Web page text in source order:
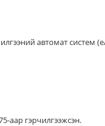
автомат систем
аар гэрчилгээжсэн.